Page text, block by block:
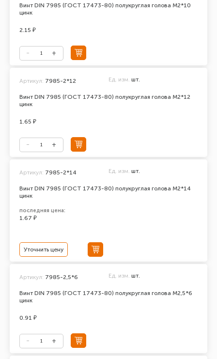
Винт DIN 7985 (ГОСТ 17473-80) полукруглая голова М2*10
цинк
2.15 ₽
Винт DIN 7985 (ГОСТ 17473-80) полукруглая голова М2*12
цинк
Артикул: 7985-2*12 Ед. изм. шт.
1.65 ₽
Винт DIN 7985 (ГОСТ 17473-80) полукруглая голова М2*14
цинк
Артикул: 7985-2*14 Ед. изм. шт.
последняя цена:
1.67 ₽
Уточнить цену
Винт DIN 7985 (ГОСТ 17473-80) полукруглая голова М2,5*6
цинк
Артикул: 7985-2,5*6 Ед. изм. шт.
0.91 ₽